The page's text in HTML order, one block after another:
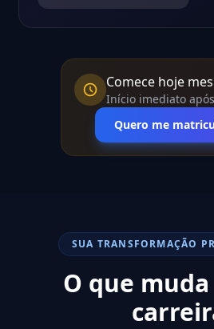
Comece hoje
Início imediato
Quero me
SUA TRANSFORMAÇÃO
O que